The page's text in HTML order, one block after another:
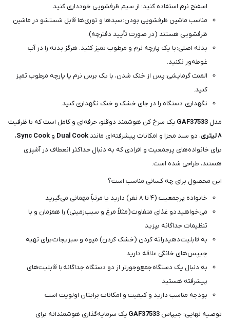
اسفنج نرم استفاده کنید؛ از سیم ظرفشویی خودداری کنید.
مناسب ماشین ظرفشویی بودن: سبدها و توری‌ها قابل شستشو در ماشین
ظرفشویی هستند (در صورت تأیید دفترچه).
بدنه اصلی: با یک پارچه نرم و مرطوب تمیز کنید. هرگز بدنه را در آب
غوطه‌ور نکنید.
المنت گرمایشی: پس از خنک شدن، با یک برس نرم یا پارچه مرطوب تمیز
کنید.
نگهداری: دستگاه را در جای خشک و خنک نگهداری کنید.
مدل GAF37533 یک سرخ کن هوشمند دوقلو، حرفه‌ای و کامل است که با ظرفیت
۸ لیتری
، دو سبد مجزا و امکانات پیشرفته‌ای مانندDual Cook و Sync Cook،
برای خانواده‌های پرجمعیت و افرادی که به دنبال حداکثر انعطاف در آشپزی
هستند، طراحی شده است.
این محصول برای چه کسانی مناسب است؟
خانواده پرجمعیت (۴ تا ۸ نفر) دارید یا مرتباً مهمانی می‌گیرید
می‌خواهید دو غذای متفاوت (مثلاً مرغ و سیب‌زمینی) را همزمان و با
تنظیمات جداگانه بپزید
به قابلیت دهیدراته کردن (خشک کردن) میوه و سبزیجات برای تهیه
چیپس‌های خانگی علاقه دارید
به دنبال یک دستگاه جمع‌وجورتر از دو دستگاه جداگانه با قابلیت‌های
پیشرفته هستید
بودجه مناسب دارید و کیفیت و امکانات برایتان اولویت است
توصیه نهایی: جیپاس GAF37533 یک سرمایه‌گذاری هوشمندانه برای